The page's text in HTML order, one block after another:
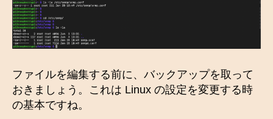
ファイルを編集する前に、バックアップを取って
おきましょう。これは Linux の設定を変更する時
の基本ですね。